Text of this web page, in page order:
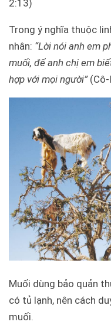
2:13)
Trong ý nghĩa thuộc
nhân: “Lời nói anh em
muối, để anh chị em
hợp với mọi người”(Cô-
Muối dùng bảo quản
có tủ lạnh, nên cách
muối.